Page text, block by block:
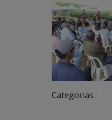
Categorias :